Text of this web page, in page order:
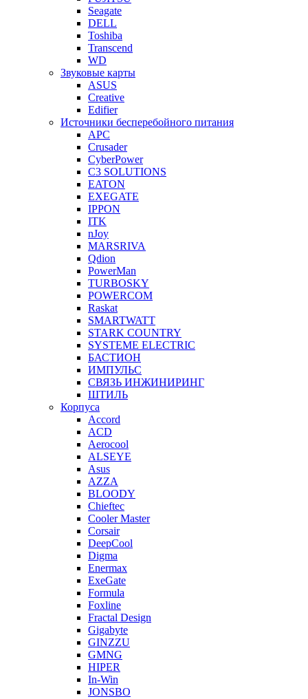
Seagate
DELL
Toshiba
Transcend
WD
Звуковые карты
ASUS
Creative
Edifier
Источники бесперебойного питания
APC
Crusader
CyberPower
C3 SOLUTIONS
EATON
EXEGATE
IPPON
ITK
nJoy
MARSRIVA
Qdion
PowerMan
TURBOSKY
POWERCOM
Raskat
SMARTWATT
STARK COUNTRY
SYSTEME ELECTRIC
БАСТИОН
ИМПУЛЬС
СВЯЗЬ ИНЖИНИРИНГ
ШТИЛЬ
Корпуса
Accord
ACD
Aerocool
ALSEYE
Asus
AZZA
BLOODY
Chieftec
Cooler Master
Corsair
DeepCool
Digma
Enermax
ExeGate
Formula
Foxline
Fractal Design
Gigabyte
GINZZU
GMNG
HIPER
In-Win
JONSBO